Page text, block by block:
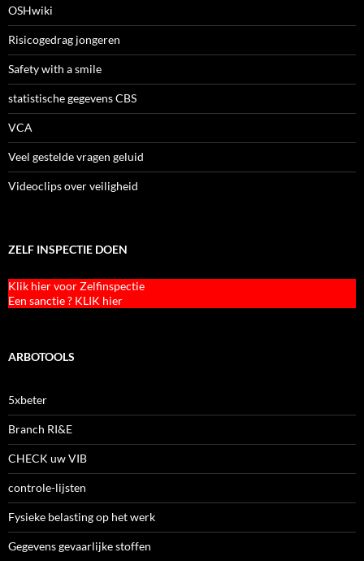
OSHwiki
Risicogedrag jongeren
Safety with a smile
statistische gegevens CBS
VCA
Veel gestelde vragen geluid
Videoclips over veiligheid
ZELF INSPECTIE DOEN
Klik hier voor Zelfinspectie
Een sanctie ? KLIK hier
ARBOTOOLS
5xbeter
Branch RI&E
CHECK uw VIB
controle-lijsten
Fysieke belasting op het werk
Gegevens gevaarlijke stoffen